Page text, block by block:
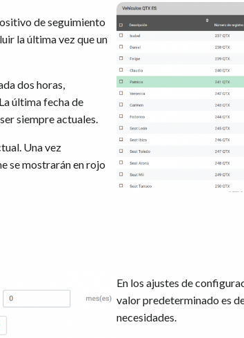
de seguimiento
la última vez que un
dos horas,
última fecha de
siempre actuales.
Una vez
se mostrarán en rojo
En los ajustes de
valor predeterminado es
necesidades.